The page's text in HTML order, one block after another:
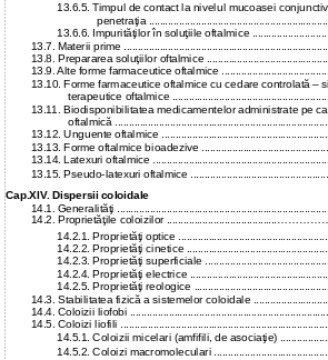
13.6.5. Timpul de contact la nivelul mucoasei
penetraţia
13.6.6. Impurităţilor în soluţiile oftalmice
13.7. Materii prime
13.8. Prepararea soluţiilor oftalmice
13.9. Alte forme farmaceutice oftalmice
13.10. Forme farmaceutice oftalmice cu cedare controlată –
terapeutice oftalmice
13.11. Biodisponibilitatea medicamentelor administrate pe
oftalmică
13.12. Unguente oftalmice
13.13. Forme oftalmice bioadezive
13.14. Latexuri oftalmice
13.15. Pseudo-latexuri oftalmice
Cap.XIV. Dispersii coloidale
14.1.
Generalităţi
14.2. Proprietăţile coloizilor
14.2.1. Proprietăţi optice
14.2.2. Proprietăţi cinetice
14.2.3. Proprietăţi superficiale
14.2.4. Proprietăţi electrice
14.2.5. Proprietăţi reologice
14.3. Stabilitatea fizică a sistemelor coloidale
14.4. Coloizii liofobi
14.5. Coloizi liofili
14.5.1. Coloizii micelari (amfifili, de asociaţie)
14.5.2. Coloizi macromoleculari